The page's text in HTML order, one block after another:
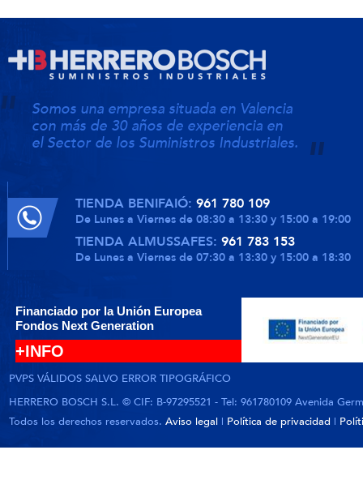
Somos una empresa situada en Valencia
con más de 30 años de experiencia en
el Sector de los Suministros Industriales.
TIENDA BENIFAIÓ: 961 780 109
De Lunes a Viernes de 08:30 a 13:30 y 15:00 a 19:00
TIENDA ALMUSSAFES: 961 783 153
De Lunes a Viernes de 07:30 a 13:30 y 15:00 a 18:30
Financiado por la Unión Europea
Fondos Next Generation
+INFO
PVPS VÁLIDOS SALVO ERROR TIPOGRÁFICO
HERRERO BOSCH S.L. © CIF: B-97295521 - Tel: 961780109 Avenida
Todos los derechos reservados. Aviso legal | Política de privacidad |